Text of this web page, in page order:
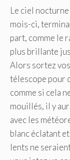
Le ciel
mois-ci,
part, comme le
plus brillante
Alors sortez
télescope pour
comme si cela
mouillés, il y
avec les
blanc éclatant
lents ne